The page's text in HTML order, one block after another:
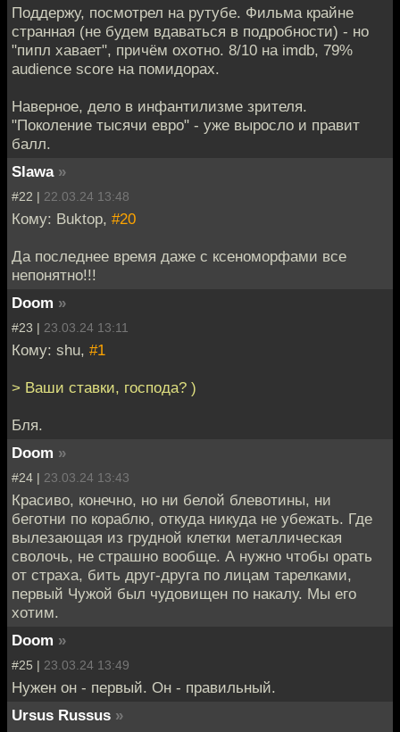
Поддержу, посмотрел на рутубе. Фильма крайне
странная (не будем вдаваться в подробности) - но
"пипл хавает", причём охотно. 8/10 на imdb, 79%
audience score на помидорах.
Наверное, дело в инфантилизме зрителя.
"Поколение тысячи евро" - уже выросло и правит
балл.
Slawa »
#22 | 22.03.24 13:48
Кому: Buktop, #20
Да последнее время даже с ксеноморфами все
непонятно!!!
Doom »
#23 | 23.03.24 13:11
Кому: shu, #1
> Ваши ставки, господа? )
Бля.
Doom »
#24 | 23.03.24 13:43
Красиво, конечно, но ни белой блевотины, ни
беготни по кораблю, откуда никуда не убежать. Где
вылезающая из грудной клетки металлическая
сволочь, не страшно вообще. А нужно чтобы орать
от страха, бить друг-друга по лицам тарелками,
первый Чужой был чудовищен по накалу. Мы его
хотим.
Doom »
#25 | 23.03.24 13:49
Нужен он - первый. Он - правильный.
Ursus Russus »